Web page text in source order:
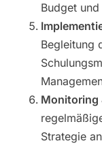
Budget
Begleitung
Monitoring
Strategie